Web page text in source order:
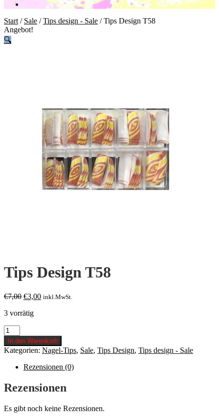
Start / Sale /Tips design - Sale /Tips Design T58
Angebot!
🔍
Tips Design T58
€7,00 Ursprünglicher
war:
€3,00Aktueller
inkl.MwSt.
3 vorrätig
Tips
Design
T58
Menge
In den Warenkorb
Kategorien: Nagel-Tips, Sale, Tips Design, Tips design - Sale
Rezensionen (0)
Rezensionen
Es gibt noch keine Rezensionen.